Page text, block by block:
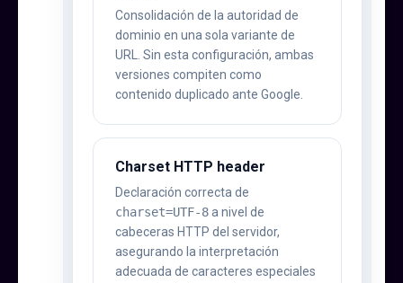
Consolidación de la autoridad de
dominio en una sola variante de
URL. Sin esta configuración, ambas
versiones compiten como
contenido duplicado ante Google.
Charset HTTP header
Declaración correcta de
charset=UTF-8a nivel de
cabeceras HTTP del servidor,
asegurando la interpretación
adecuada de caracteres especiales